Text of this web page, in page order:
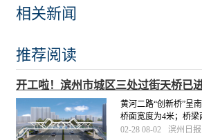
相关新闻
推荐阅读
开工啦！滨州市城区三处过街天桥已
黄河二路“创新桥”呈
桥面宽度为4米；桥梁
人行梯道宽2.5米。市
02-28 08-02 滨州日报